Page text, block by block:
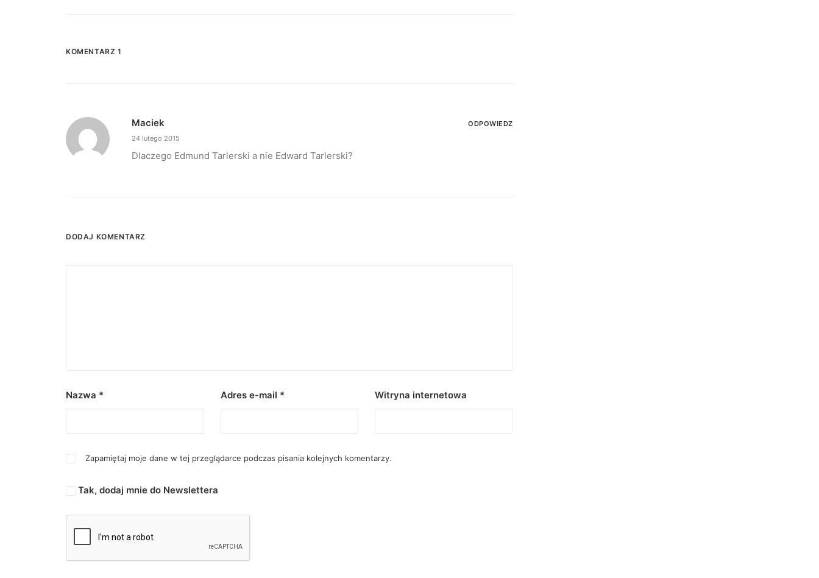
KOMENTARZ 1
Maciek
24 lutego 2015
Dlaczego Edmund Tarlerski a nie Edward Tarlerski?
ODPOWIEDZ
DODAJ KOMENTARZ
Nazwa * Adres e-mail * Witryna internetowa
Zapamiętaj moje dane w tej przeglądarce podczas pisania kolejnych komentarzy.
Tak, dodaj mnie do Newslettera